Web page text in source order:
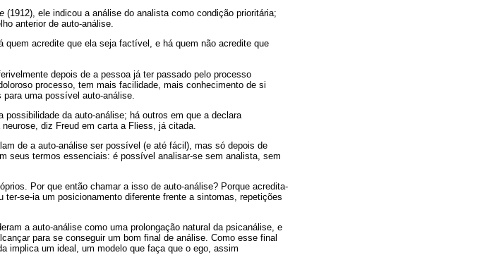
(1912), ele indicou a análise do analista como condição prioritária;
anterior de auto-análise.
acredite que ela seja factível, e há quem não acredite que
depois de a pessoa já ter passado pelo processo
processo, tem mais facilidade, mais conhecimento de si
uma possível auto-análise.
da auto-análise; há outros em que a declara
diz Freud em carta a Fliess, já citada.
de a auto-análise ser possível (e até fácil), mas só depois de
seus termos essenciais: é possível analisar-se sem analista, sem
Por que então chamar a isso de auto-análise? Porque acredita-
se-ia um posicionamento diferente frente a sintomas, repetições
a auto-análise como uma prolongação natural da psicanálise, e
para se conseguir um bom final de análise. Como esse final
implica um ideal, um modelo que faça que o ego, assim